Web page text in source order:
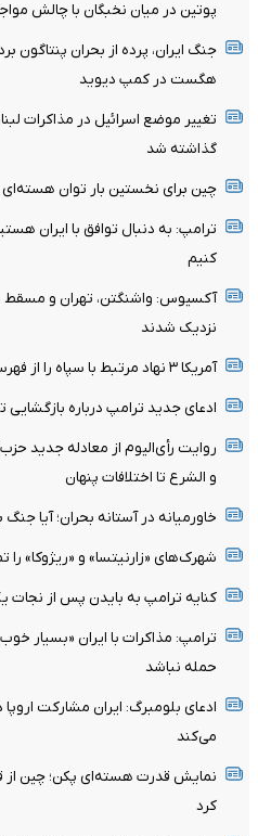
پوتین در میان نخبگان با چالش
جنگ ایران، پرده از بحران
هگست در کمپ دیوید
تغییر موضع اسرائیل در مذاکرات
گذاشته شد
چین برای نخستین بار توان
ترامپ: به دنبال توافق با ایران
کنیم
آکسیوس: واشنگتن، تهران و مسقط
نزدیک شدند
آمریکا ۳ نهاد مرتبط با سپاه را از فهرست تحریم‌ها خارج کرد
ادعای جدید ترامپ درباره بازگشایی
روایت رأی‌الیوم از معادله جدید
و الشرع تا اختلافات پنهان
خاورمیانه در آستانه بحران؛ آیا
شهرک‌های «زارنیتسا» و «ریژوکا»
کنایه ترامپ به بایدن پس از
ترامپ: مذاکرات با ایران «بسیار
حمله نباشد
ادعای بلومبرگ: ایران مشارکت
می‌کند
نمایش قدرت هسته‌ای پکن؛ چین از
کرد